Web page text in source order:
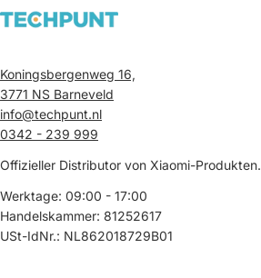
Koningsbergenweg 16,
3771 NS Barneveld
info@techpunt.nl
0342 - 239 999
Offizieller Distributor von Xiaomi-Produkten.
Werktage: 09:00 - 17:00
Handelskammer: 81252617
USt-IdNr.: NL862018729B01